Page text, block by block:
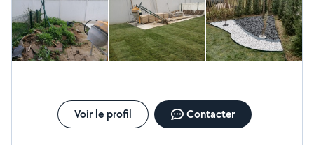
Voir le profil Contacter